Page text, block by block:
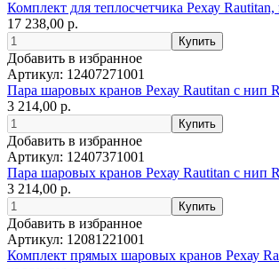
Комплект для теплосчетчика Рехау
17 238,00 р.
Добавить в избранное
Артикул: 12407271001
Пара шаровых кранов Рехау Rautitan с нип
3 214,00 р.
Добавить в избранное
Артикул: 12407371001
Пара шаровых кранов Рехау Rautitan с нип
3 214,00 р.
Добавить в избранное
Артикул: 12081221001
Комплект прямых шаровых кранов Рехау